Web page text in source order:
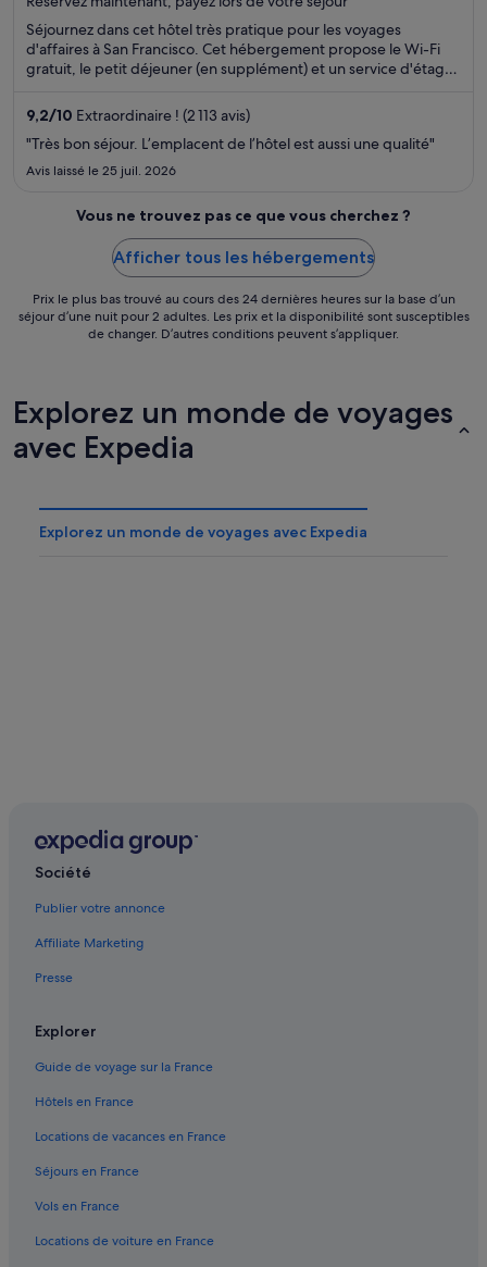
5
Séjournez dans cet hôtel très pratique pour les voyages
d'affaires à San Francisco. Cet hébergement propose le Wi-Fi
gratuit, le petit déjeuner (en supplément) et un service d'étage.
restaurant et son personnel aux petits soins. Des attractions
populaires, comme Pier 39 et Lombard Street, se trouvent à
proximité.
9,2/10 Extraordinaire ! (2 113 avis)
"Très bon séjour. L’emplacent de l’hôtel est aussi une qualité"
Avis laissé le 25 juil. 2026
Vous ne trouvez pas ce que vous cherchez ?
Afficher tous les hébergements
Prix le plus bas trouvé au cours des 24 dernières heures sur la base d’un
séjour d’une nuit pour 2 adultes. Les prix et la disponibilité sont susceptibles
de changer. D’autres conditions peuvent s’appliquer.
Explorez un monde de voyages
avec Expedia
Explorez un monde de voyages avec Expedia
Société
Publier votre annonce
Affiliate Marketing
Presse
Explorer
Guide de voyage sur la France
Hôtels en France
Locations de vacances en France
Séjours en France
Vols en France
Locations de voiture en France